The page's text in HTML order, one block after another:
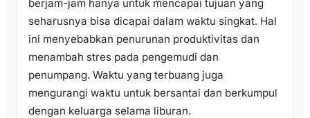
berjam-jam hanya untuk mencapai tujuan yang
seharusnya bisa dicapai dalam waktu singkat. Hal
ini menyebabkan penurunan produktivitas dan
menambah stres pada pengemudi dan
penumpang. Waktu yang terbuang juga
mengurangi waktu untuk bersantai dan berkumpul
dengan keluarga selama liburan.